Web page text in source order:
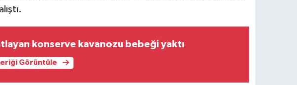
konserve kavanozu bebeği yaktı
Görüntüle